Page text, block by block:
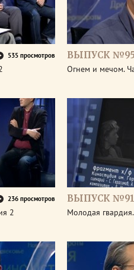
535 просмотров ВЫПУСК
Огнем и мечом.
236 просмотров
2
ВЫПУСК №91
Молодая